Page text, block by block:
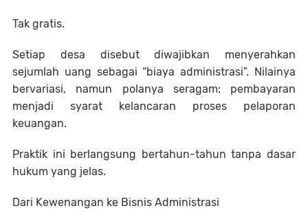
Tak gratis.
Setiap desa disebut diwajibkan menyerahkan
sejumlah uang sebagai “biaya administrasi”. Nilainya
bervariasi, namun polanya seragam: pembayaran
menjadi syarat kelancaran proses pelaporan
keuangan.
Praktik ini berlangsung bertahun-tahun tanpa dasar
hukum yang jelas.
Dari Kewenangan ke Bisnis Administrasi